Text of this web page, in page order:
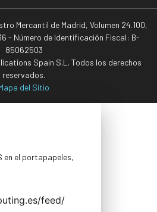
Mercantil de Madrid, Volumen 24.100,
- Número de Identificación Fiscal: B-
85062503
Spain S.L. Todos los derechos
reservados.
del Sitio
en el portapapeles,